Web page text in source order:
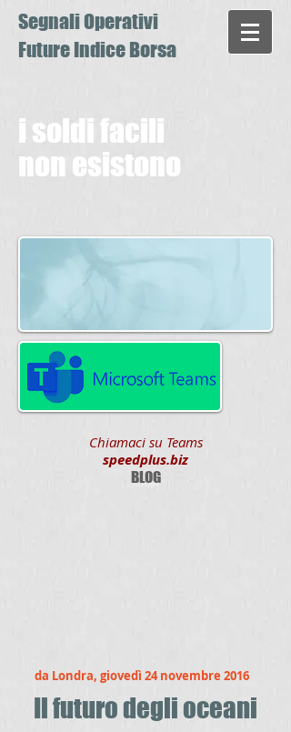
Segnali Operativi
Future Indice Borsa
i soldi facili
non esistono
Chiamaci su Teams
speedplus.biz
BLOG
da Londra, giovedì 24 novembre 2016
Il futuro degli oceani